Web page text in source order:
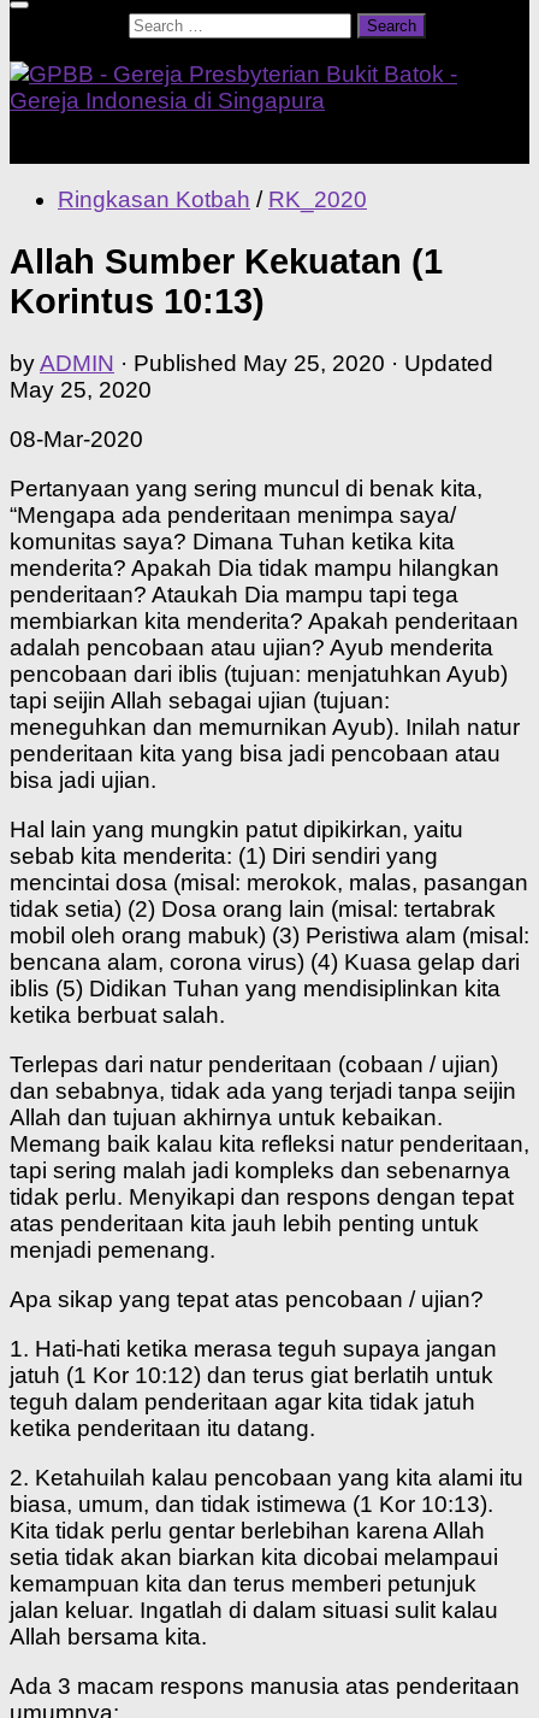
Ringkasan Kotbah / RK_2020
Allah Sumber Kekuatan (1
Korintus 10:13)
byADMIN · Published May 25, 2020 · Updated
May 25, 2020
08-Mar-2020
Pertanyaan yang sering muncul di benak kita,
“Mengapa ada penderitaan menimpa saya/
komunitas saya? Dimana Tuhan ketika kita
menderita? Apakah Dia tidak mampu hilangkan
penderitaan? Ataukah Dia mampu tapi tega
membiarkan kita menderita? Apakah penderitaan
adalah pencobaan atau ujian? Ayub menderita
pencobaan dari iblis (tujuan: menjatuhkan Ayub)
tapi seijin Allah sebagai ujian (tujuan:
meneguhkan dan memurnikan Ayub). Inilah natur
penderitaan kita yang bisa jadi pencobaan atau
bisa jadi ujian.
Hal lain yang mungkin patut dipikirkan, yaitu
sebab kita menderita: (1) Diri sendiri yang
mencintai dosa (misal: merokok, malas, pasangan
tidak setia) (2) Dosa orang lain (misal: tertabrak
mobil oleh orang mabuk) (3) Peristiwa alam (misal:
bencana alam, corona virus) (4) Kuasa gelap dari
iblis (5) Didikan Tuhan yang mendisiplinkan kita
ketika berbuat salah.
Terlepas dari natur penderitaan (cobaan / ujian)
dan sebabnya, tidak ada yang terjadi tanpa seijin
Allah dan tujuan akhirnya untuk kebaikan.
Memang baik kalau kita refleksi natur penderitaan,
tapi sering malah jadi kompleks dan sebenarnya
tidak perlu. Menyikapi dan respons dengan tepat
atas penderitaan kita jauh lebih penting untuk
menjadi pemenang.
Apa sikap yang tepat atas pencobaan / ujian?
1. Hati-hati ketika merasa teguh supaya jangan
jatuh (1 Kor 10:12) dan terus giat berlatih untuk
teguh dalam penderitaan agar kita tidak jatuh
ketika penderitaan itu datang.
2. Ketahuilah kalau pencobaan yang kita alami itu
biasa, umum, dan tidak istimewa (1 Kor 10:13).
Kita tidak perlu gentar berlebihan karena Allah
setia tidak akan biarkan kita dicobai melampaui
kemampuan kita dan terus memberi petunjuk
jalan keluar. Ingatlah di dalam situasi sulit kalau
Allah bersama kita.
Ada 3 macam respons manusia atas penderitaan
umumnya: